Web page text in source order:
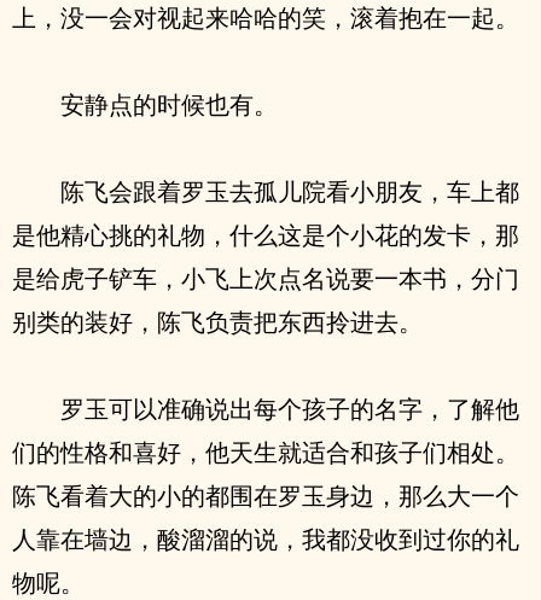
上，没一会对视起来哈哈的笑，滚着抱在一起。
安静点的时候也有。
陈飞会跟着罗玉去孤儿院看小朋友，车上都
是他精心挑的礼物，什么这是个小花的发卡，那
是给虎子铲车，小飞上次点名说要一本书，分门
别类的装好，陈飞负责把东西拎进去。
罗玉可以准确说出每个孩子的名字，了解他
们的性格和喜好，他天生就适合和孩子们相处。
陈飞看着大的小的都围在罗玉身边，那么大一个
人靠在墙边，酸溜溜的说，我都没收到过你的礼
物呢。